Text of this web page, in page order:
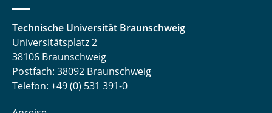
Technische Universität Braunschweig
Universitätsplatz 2
38106 Braunschweig
Postfach: 38092 Braunschweig
Telefon: +49 (0) 531 391-0